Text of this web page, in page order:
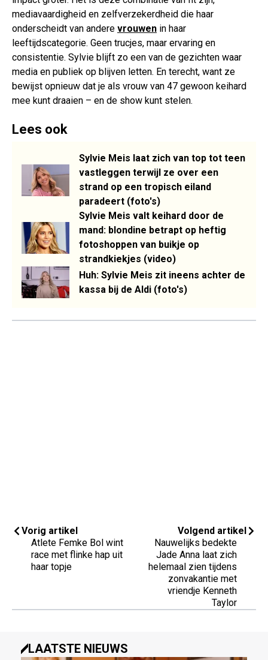
mediavaardigheid en zelfverzekerdheid die haar
onderscheidt van andere vrouwen in haar
leeftijdscategorie. Geen trucjes, maar ervaring en
consistentie. Sylvie blijft zo een van de gezichten waar
media en publiek op blijven letten. En terecht, want ze
bewijst opnieuw dat je als vrouw van 47 gewoon keihard
mee kunt draaien – en de show kunt stelen.
Lees ook
Sylvie Meis laat zich van top tot teen
vastleggen terwijl ze over een
strand op een tropisch eiland
paradeert (foto's)
Sylvie Meis valt keihard door de
mand: blondine betrapt op heftig
fotoshoppen van buikje op
strandkiekjes (video)
Huh: Sylvie Meis zit ineens achter de
kassa bij de Aldi (foto's)
Vorig artikel
Atlete Femke Bol wint
race met flinke hap uit
haar topje
Volgend artikel
Nauwelijks bedekte
Jade Anna laat zich
helemaal zien tijdens
zonvakantie met
vriendje Kenneth
Taylor
LAATSTE NIEUWS